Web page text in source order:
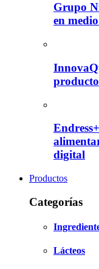
Grupo
en
digital
Productos
Categorías
Lácteos